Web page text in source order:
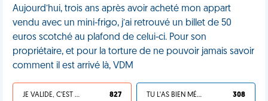
Aujourd’hui, trois ans après avoir acheté mon appart
vendu avec un mini-frigo, j’ai retrouvé un billet de 50
euros scotché au plafond de celui-ci. Pour son
propriétaire, et pour la torture de ne pouvoir jamais savoir
comment il est arrivé là, VDM
JE VALIDE, C'EST UNE VDM 827 TU L'AS BIEN MÉRITÉ 308